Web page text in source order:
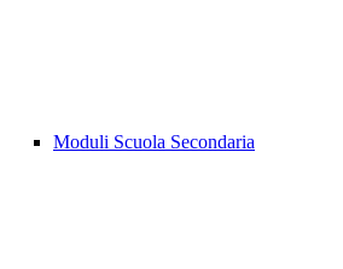
Moduli Scuola Secondaria